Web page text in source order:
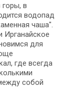
горы, в
водопад
чаша".
Ирганайское
для
где всегда
собой